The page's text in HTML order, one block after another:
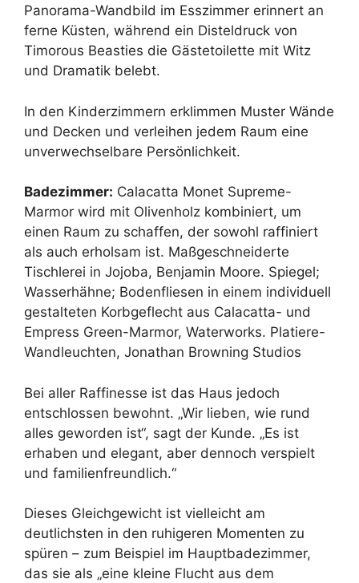
Panorama-Wandbild im Esszimmer erinnert an
ferne Küsten, während ein Disteldruck von
Timorous Beasties die Gästetoilette mit Witz
und Dramatik belebt.
In den Kinderzimmern erklimmen Muster Wände
und Decken und verleihen jedem Raum eine
unverwechselbare Persönlichkeit.
Badezimmer: Calacatta Monet Supreme-
Marmor wird mit Olivenholz kombiniert, um
einen Raum zu schaffen, der sowohl raffiniert
als auch erholsam ist. Maßgeschneiderte
Tischlerei in Jojoba, Benjamin Moore. Spiegel;
Wasserhähne; Bodenfliesen in einem individuell
gestalteten Korbgeflecht aus Calacatta- und
Empress Green-Marmor, Waterworks. Platiere-
Wandleuchten, Jonathan Browning Studios
Bei aller Raffinesse ist das Haus jedoch
entschlossen bewohnt. „Wir lieben, wie rund
alles geworden ist“, sagt der Kunde. „Es ist
erhaben und elegant, aber dennoch verspielt
und familienfreundlich.“
Dieses Gleichgewicht ist vielleicht am
deutlichsten in den ruhigeren Momenten zu
spüren – zum Beispiel im Hauptbadezimmer,
das sie als „eine kleine Flucht aus dem